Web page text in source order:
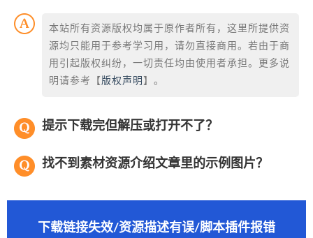
本站所有资源版权均属于原作者所有，这里所提供资
源均只能用于参考学习用，请勿直接商用。若由于商
用引起版权纠纷，一切责任均由使用者承担。更多说
明请参考【 版权声明 】。
提示下载完但解压或打开不了？
找不到素材资源介绍文章里的示例图片？
下载链接失效/资源描述有误/脚本插件报错